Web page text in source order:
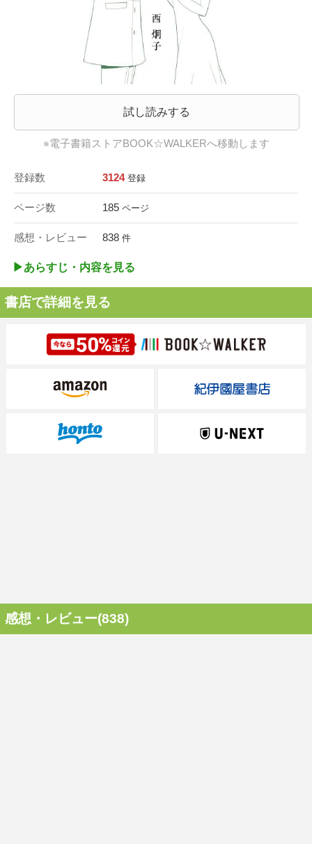
試し読みする
※電子書籍ストアBOOK☆WALKERへ移動します
登録数 3124 登録
ページ数 185 ページ
感想・レビュー 838 件
▶︎あらすじ・内容を見る
書店で詳細を見る
感想・レビュー(838)